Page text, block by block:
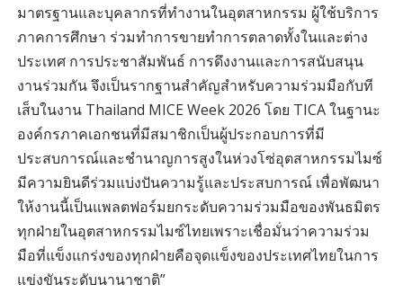
มาตรฐานและบุคลากรที่ทำงานในอุตสาหกรรม ผู้ใช้บริการ
ภาคการศึกษา ร่วมทำการขายทำการตลาดทั้งในและต่าง
ประเทศ การประชาสัมพันธ์ การดึงงานและการสนับสนุน
งานร่วมกัน จึงเป็นรากฐานสำคัญสำหรับความร่วมมือกับที
เส็บในงาน Thailand MICE Week 2026 โดย TICA ในฐานะ
องค์กรภาคเอกชนที่มีสมาชิกเป็นผู้ประกอบการที่มี
ประสบการณ์และชำนาญการสูงในห่วงโซ่อุตสาหกรรมไมซ์
มีความยินดีร่วมแบ่งปันความรู้และประสบการณ์ เพื่อพัฒนา
ให้งานนี้เป็นแพลตฟอร์มยกระดับความร่วมมือของพันธมิตร
ทุกฝ่ายในอุตสาหกรรมไมซ์ไทยเพราะเชื่อมั่นว่าความร่วม
มือที่แข็งแกร่งของทุกฝ่ายคือจุดแข็งของประเทศไทยในการ
แข่งขันระดับนานาชาติ”